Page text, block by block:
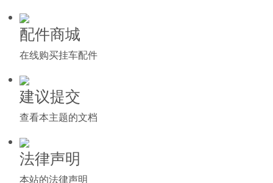
配件商城
在线购买挂车配件
建议提交
查看本主题的文档
法律声明
本站的法律声明